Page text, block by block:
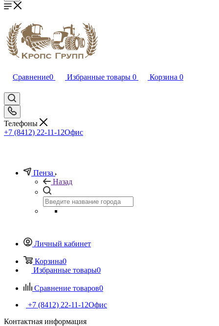
Сравнение0 Избранные товары 0 Корзина 0
Телефоны
+7 (8412) 22-11-12Офис
Пенза
Назад
Личный кабинет
Корзина0
Избранные товары0
Сравнение товаров0
+7 (8412) 22-11-12Офис
Контактная информация